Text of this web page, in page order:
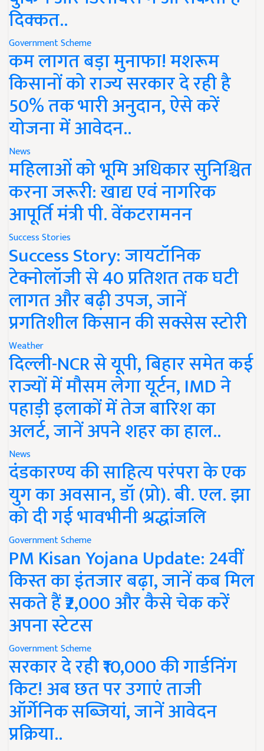
दिक्कत..
Government Scheme
कम लागत बड़ा मुनाफा! मशरूम
किसानों को राज्य सरकार दे रही है
50% तक भारी अनुदान, ऐसे करें
योजना में आवेदन..
News
महिलाओं को भूमि अधिकार सुनिश्चित
करना जरूरी: खाद्य एवं नागरिक
आपूर्ति मंत्री पी. वेंकटरामनन
Success Stories
Success Story: जायटॉनिक
टेक्नोलॉजी से 40 प्रतिशत तक घटी
लागत और बढ़ी उपज, जानें
प्रगतिशील किसान की सक्सेस स्टोरी
Weather
दिल्ली-NCR से यूपी, बिहार समेत कई
राज्यों में मौसम लेगा यूर्टन, IMD ने
पहाड़ी इलाकों में तेज बारिश का
अलर्ट, जानें अपने शहर का हाल..
News
दंडकारण्य की साहित्य परंपरा के एक
युग का अवसान, डॉ (प्रो). बी. एल. झा
को दी गई भावभीनी श्रद्धांजलि
Government Scheme
PM Kisan Yojana Update: 24वीं
किस्त का इंतजार बढ़ा, जानें कब मिल
सकते हैं ₹2,000 और कैसे चेक करें
अपना स्टेटस
Government Scheme
सरकार दे रही ₹10,000 की गार्डनिंग
किट! अब छत पर उगाएं ताजी
ऑर्गेनिक सब्जियां, जानें आवेदन
प्रक्रिया..